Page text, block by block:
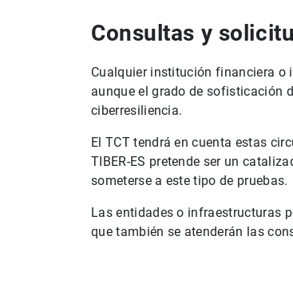
Consultas y
Cualquier institución financiera o
aunque el grado de sofisticación
ciberresiliencia.
El TCT tendrá en cuenta estas
TIBER-ES pretende ser un
someterse a este tipo de pruebas.
Las entidades o infraestructuras
que también se atenderán las